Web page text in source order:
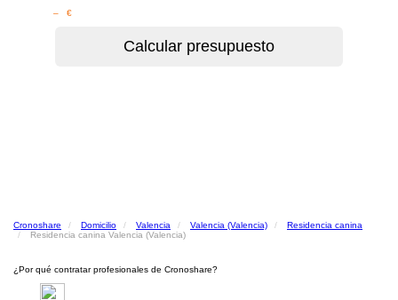
– €
Cronoshare Domicilio Valencia Valencia (Valencia)
Residencia canina
Residencia canina Valencia (Valencia)
¿Por qué contratar profesionales de Cronoshare?